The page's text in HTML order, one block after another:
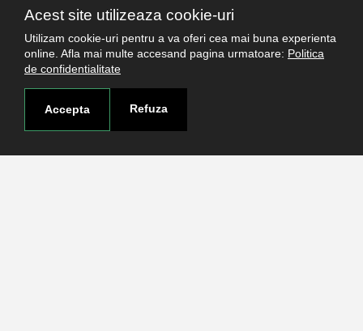
Acest site utilizeaza cookie-uri
Utilizam cookie-uri pentru a va oferi cea mai buna experienta
online. Afla mai multe accesand pagina urmatoare: Politica
de confidentialitate
Accepta Refuza
Termeni şi condiţii
Politica de confidenţialitate
Autentificare
Contact
Cum ajungi aici